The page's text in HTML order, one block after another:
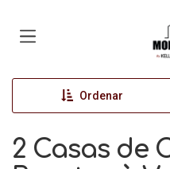
Ordenar
2 Casas de